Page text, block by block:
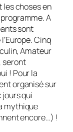
les choses en
A
sont
Cinq
Amateur
seront
! Pour la
organisé sur
jours qui
mythique
encore…) !